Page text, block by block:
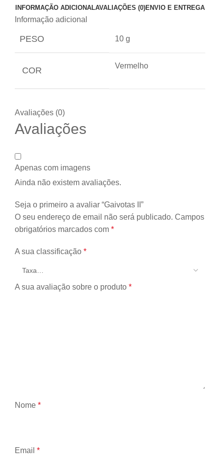
INFORMAÇÃO ADICIONALAVALIAÇÕES (0)ENVIO E ENTREGA
Informação adicional
PESO 10 g
COR Vermelho
Avaliações (0)
Avaliações
Apenas com imagens
Ainda não existem avaliações.
Seja o primeiro a avaliar “Gaivotas II”
O seu endereço de email não será publicado. Campos
obrigatórios marcados com *
A sua classificação *
A sua avaliação sobre o produto *
Nome *
Email *